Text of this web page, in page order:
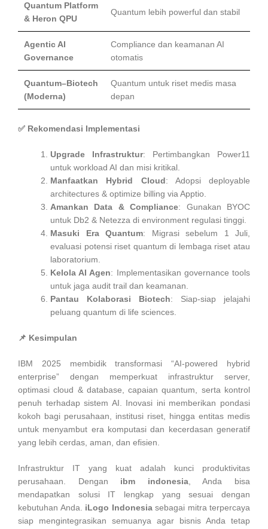
Quantum Platform
& Heron QPU
Quantum lebih powerful dan stabil
Agentic AI
Governance
Compliance dan keamanan AI
otomatis
Quantum–Biotech
(Moderna)
Quantum untuk riset medis masa
depan
✅ Rekomendasi Implementasi
Upgrade Infrastruktur: Pertimbangkan Power11
untuk workload AI dan misi kritikal.
Manfaatkan Hybrid Cloud: Adopsi deployable
architectures & optimize billing via Apptio.
Amankan Data & Compliance: Gunakan BYOC
untuk Db2 & Netezza di environment regulasi tinggi.
Masuki Era Quantum: Migrasi sebelum 1 Juli,
evaluasi potensi riset quantum di lembaga riset atau
laboratorium.
Kelola AI Agen: Implementasikan governance tools
untuk jaga audit trail dan keamanan.
Pantau Kolaborasi Biotech: Siap-siap jelajahi
peluang quantum di life sciences.
📌 Kesimpulan
IBM 2025 membidik transformasi “AI-powered hybrid
enterprise” dengan memperkuat infrastruktur server,
optimasi cloud & database, capaian quantum, serta kontrol
penuh terhadap sistem AI. Inovasi ini memberikan pondasi
kokoh bagi perusahaan, institusi riset, hingga entitas medis
untuk menyambut era komputasi dan kecerdasan generatif
yang lebih cerdas, aman, dan efisien.
Infrastruktur IT yang kuat adalah kunci produktivitas
perusahaan. Dengan ibm indonesia, Anda bisa
mendapatkan solusi IT lengkap yang sesuai dengan
kebutuhan Anda. iLogo Indonesiasebagai mitra terpercaya
siap mengintegrasikan semuanya agar bisnis Anda tetap